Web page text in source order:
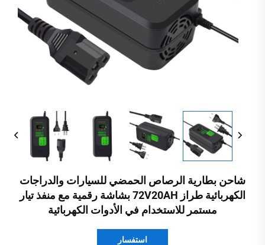
شاحن بطارية الرصاص الحمضي للسيارات والدراجات
الكهربائية طراز 72V20AH بشاشة رقمية مع منفذ تيار
مستمر للاستخدام في الأدوات الكهربائية
استفسار